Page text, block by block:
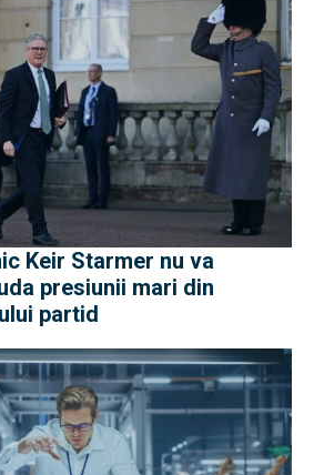
Keir Starmer nu va
presiunii mari din
partid